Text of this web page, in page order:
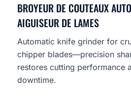
BROYEUR DE COUTEAUX
AIGUISEUR DE LAMES
Automatic knife grinder for
chipper blades—precision
restores cutting performance
downtime.